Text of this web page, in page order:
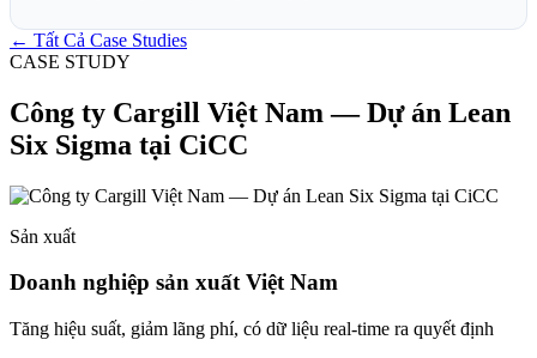
← Tất Cả Case Studies
CASE STUDY
Công ty Cargill Việt Nam — Dự án Lean
Six Sigma tại CiCC
Sản xuất
Doanh nghiệp sản xuất Việt Nam
Tăng hiệu suất, giảm lãng phí, có dữ liệu real-time ra quyết định